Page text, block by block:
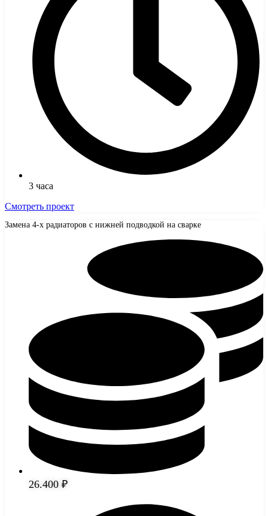
3 часа
Смотреть проект
Замена 4-х радиаторов с нижней подводкой на сварке
26.400 ₽